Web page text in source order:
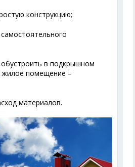
конструкцию;
в подкрышном
жилое помещение –
материалов.